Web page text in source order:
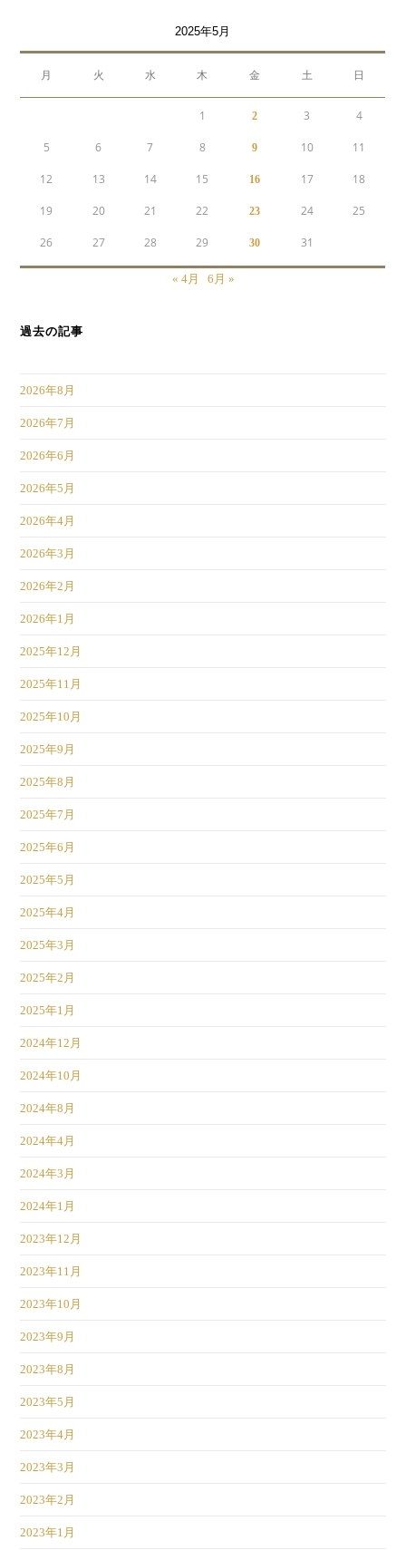
2025年5月
月 火 水 木 金 土 日
1 2 3 4
5 6 7 8 9 10 11
12 13 14 15 16 17 18
19 20 21 22 23 24 25
26 27 28 29 30 31
« 4月 6月 »
過去の記事
2026年8月
2026年7月
2026年6月
2026年5月
2026年4月
2026年3月
2026年2月
2026年1月
2025年12月
2025年11月
2025年10月
2025年9月
2025年8月
2025年7月
2025年6月
2025年5月
2025年4月
2025年3月
2025年2月
2025年1月
2024年12月
2024年10月
2024年8月
2024年4月
2024年3月
2024年1月
2023年12月
2023年11月
2023年10月
2023年9月
2023年8月
2023年5月
2023年4月
2023年3月
2023年2月
2023年1月